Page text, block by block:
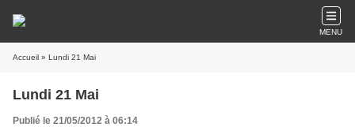
MENU
Accueil » Lundi 21 Mai
Lundi 21 Mai
Publié le 21/05/2012 à 06:14